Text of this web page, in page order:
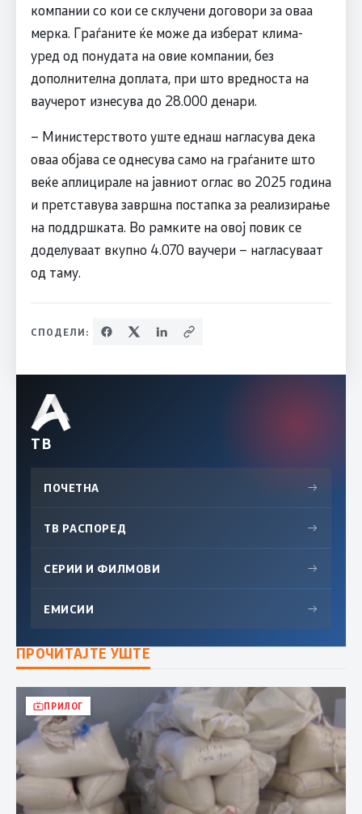
компании со кои се склучени договори за оваа
мерка. Граѓаните ќе може да изберат клима-
уред од понудата на овие компании, без
дополнителна доплата, при што вредноста на
ваучерот изнесува до 28.000 денари.
– Министерството уште еднаш нагласува дека
оваа објава се однесува само на граѓаните што
веќе аплицирале на јавниот оглас во 2025 година
и претставува завршна постапка за реализирање
на поддршката. Во рамките на овој повик се
доделуваат вкупно 4.070 ваучери – нагласуваат
од таму.
СПОДЕЛИ:
ТВ
ПОЧЕТНА →
ТВ РАСПОРЕД →
СЕРИИ И ФИЛМОВИ →
ЕМИСИИ →
ПРОЧИТАЈТЕ УШТЕ
ПРИЛОГ